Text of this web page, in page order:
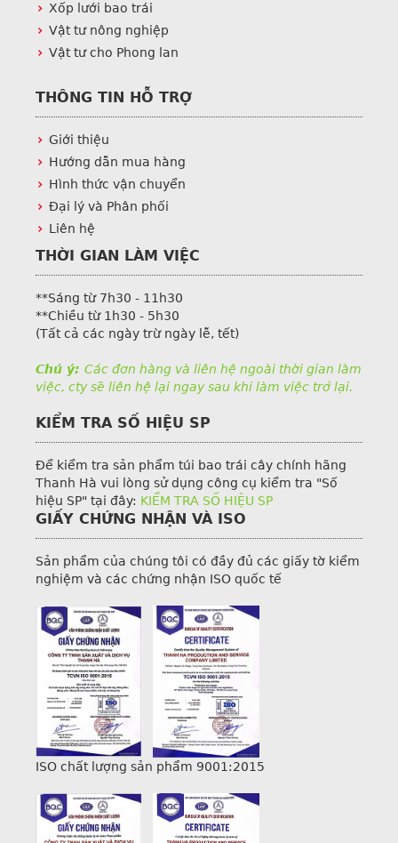
Xốp lưới bao trái
Vật tư nông nghiệp
Vật tư cho Phong lan
THÔNG TIN HỖ TRỢ
Giới thiệu
Hướng dẫn mua hàng
Hình thức vận chuyển
Đại lý và Phân phối
Liên hệ
THỜI GIAN LÀM VIỆC
**Sáng từ 7h30 - 11h30
**Chiều từ 1h30 - 5h30
(Tất cả các ngày trừ ngày lễ, tết)
Chú ý: Các đơn hàng và liên hệ ngoài thời gian làm
việc, cty sẽ liên hệ lại ngay sau khi làm việc trở lại.
KIỂM TRA SỐ HIỆU SP
Để kiểm tra sản phẩm túi bao trái cây chính hãng
Thanh Hà vui lòng sử dụng công cụ kiểm tra "Số
hiệu SP" tại đây: KIỂM TRA SỐ HIỆU SP
GIẤY CHỨNG NHẬN VÀ ISO
Sản phẩm của chúng tôi có đầy đủ các giấy tờ kiểm
nghiệm và các chứng nhận ISO quốc tế
ISO chất lượng sản phẩm 9001:2015